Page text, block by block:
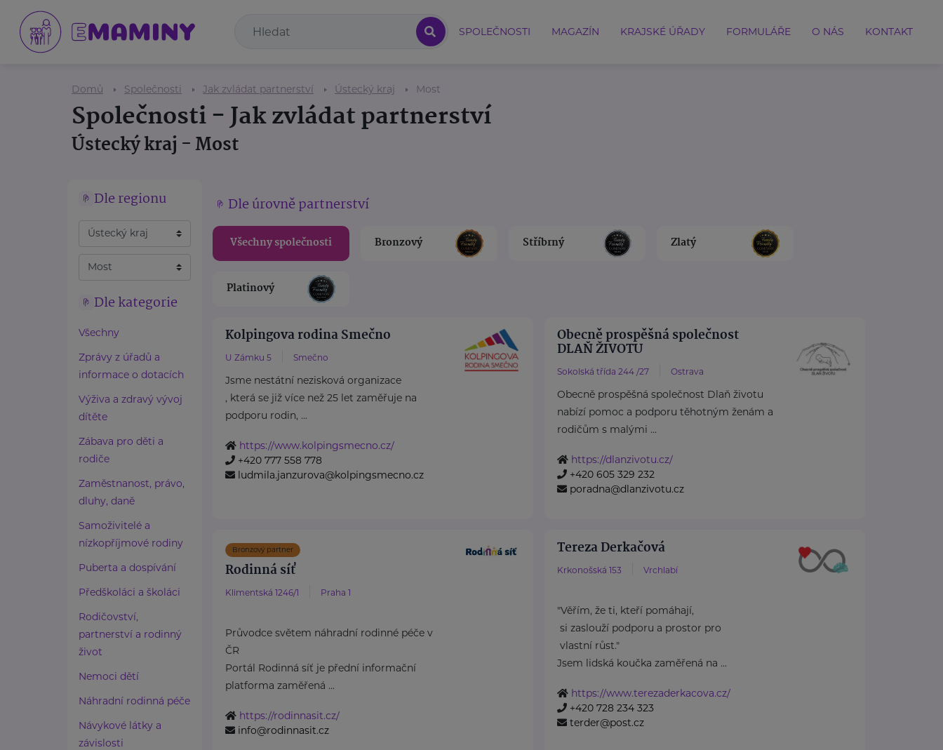
SPOLEČNOSTI MAGAZÍN KRAJSKÉ ÚŘADY FORMULÁŘE O NÁS KONTAKT
Domů Společnosti Jak zvládat partnerství Ústecký kraj Most
Společnosti - Jak zvládat partnerství
Ústecký kraj - Most
Dle regionu
Dle kategorie
Všechny
Zprávy z úřadů a
informace o dotacích
Výživa a zdravý vývoj
dítěte
Zábava pro děti a
rodiče
Zaměstnanost, právo,
dluhy, daně
Samoživitelé a
nízkopříjmové rodiny
Puberta a dospívání
Předškoláci a školáci
Rodičovství,
partnerství a rodinný
život
Nemoci dětí
Náhradní rodinná péče
Návykové látky a
závislosti
Dle úrovně partnerství
Všechny společnosti Bronzový Stříbrný Zlatý
Platinový
Kolpingova rodina Smečno
U Zámku 5 Smečno
Jsme nestátní nezisková organizace
, která se již více než 25 let zaměřuje na
podporu rodin, ...
https://www.kolpingsmecno.cz/
+420 777 558 778
ludmila.janzurova@kolpingsmecno.cz
Obecně prospěšná společnost
DLAŇ ŽIVOTU
Sokolská třída 244 /27 Ostrava
Obecně prospěšná společnost Dlaň životu
nabízí pomoc a podporu těhotným ženám a
rodičům s malými ...
https://dlanzivotu.cz/
+420 605 329 232
poradna@dlanzivotu.cz
Bronzový partner
Rodinná síť
Klimentská 1246/1 Praha 1
Průvodce světem náhradní rodinné péče v
ČR
Portál Rodinná síť je přední informační
platforma zaměřená ...
https://rodinnasit.cz/
info@rodinnasit.cz
Tereza Derkačová
Krkonošská 153 Vrchlabí
"Věřím, že ti, kteří pomáhají,
si zaslouží podporu a prostor pro
vlastní růst."
Jsem lidská koučka zaměřená na ...
https://www.terezaderkacova.cz/
+420 728 234 323
terder@post.cz